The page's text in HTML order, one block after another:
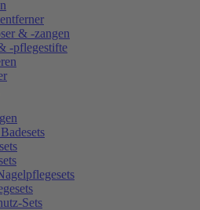
& -zangen
-pflegestifte
Sets